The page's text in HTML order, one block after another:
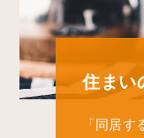
住まい
「同居す